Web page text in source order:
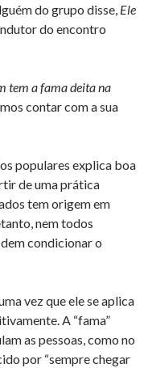
do grupo disse, Ele
do encontro
tem a fama deita na
contar com a sua
populares explica boa
de uma prática
tem origem em
nem todos
condicionar o
vez que ele se aplica
A “fama”
as pessoas, como no
por “sempre chegar